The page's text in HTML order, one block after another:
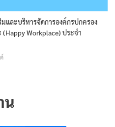
มและบริหารจัดการองค์กรปกครอง
Workplace) ประจำ
น